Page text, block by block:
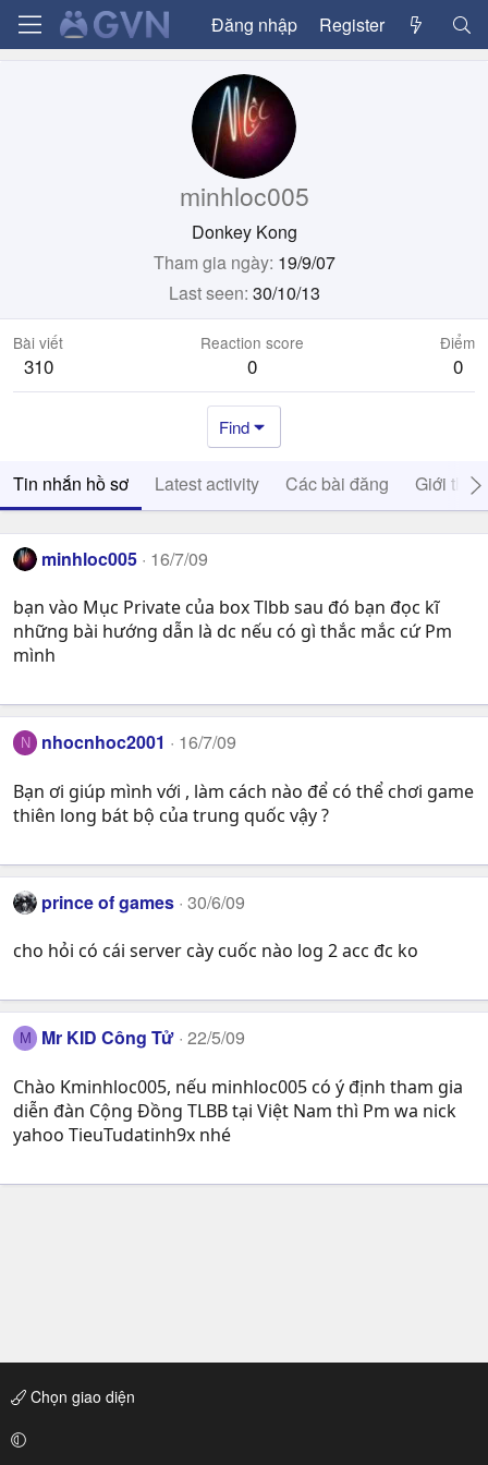
Đăng nhập Register
minhloc005
Donkey Kong
Tham gia ngày 19/9/07
Last seen 30/10/13
Bài viết
310
Reaction score
0
Điểm
0
Find
Tin nhắn hồ sơ Latest activity Các bài đăng Giới thiệu
minhloc005 16/7/09
bạn vào Mục Private của box Tlbb sau đó bạn đọc kĩ
những bài hướng dẫn là dc nếu có gì thắc mắc cứ Pm
mình
N nhocnhoc2001 16/7/09
Bạn ơi giúp mình với , làm cách nào để có thể chơi game
thiên long bát bộ của trung quốc vậy ?
prince of games 30/6/09
cho hỏi có cái server cày cuốc nào log 2 acc đc ko
M Mr KID Công Tử 22/5/09
Chào Kminhloc005, nếu minhloc005 có ý định tham gia
diễn đàn Cộng Đồng TLBB tại Việt Nam thì Pm wa nick
yahoo TieuTudatinh9x nhé
Chọn giao diện